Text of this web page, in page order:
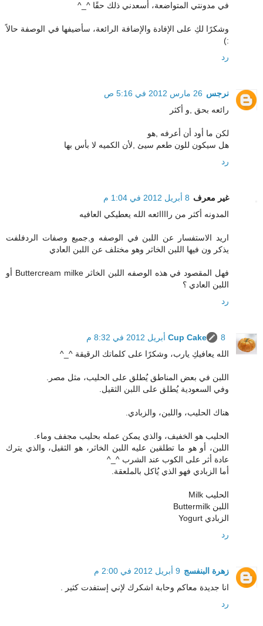
في مدونتي المتواضعة، أسعدني ذلك حقًا ^_^
وشكرًا لكِ على الإفادة والإضافة الرائعة، سأضيفها في الوصفة حالاً
:)
رد
نرجس 26 مارس 2012 في 5:16 ص
رائعه بحق ,و أكثر
لكن ما أود أن أعرفه ,هو
هل سيكون للون طعم سيئ ,لأن الكميه لا بأس بها
رد
غير معرف 8 أبريل 2012 في 1:04 م
المدونه أكثر من راااائعه الله يعطيكي العافيه
اريد الاستفسار عن اللبن في الوصفه و,جميع وصفات الردفلفت
يذكر ون فيها اللبن الخاثر وهو مختلف عن اللبن العادي
فهل المقصود في هذه الوصفه اللبن الخاثر Buttercream milke أو
اللبن العادي ؟
رد
Cup Cake
8 أبريل 2012 في 8:32 م
الله يعافيكِ يارب، وشكرًا على كلماتك الرقيقة ^_^
اللبن في بعض المناطق يُطلق على الحليب، مثل مصر.
وفي السعودية يُطلق على اللبن الثقيل.
هناك الحليب، واللبن، والزبادي.
الحليب هو الخفيف، والذي يمكن عمله بحليب مجفف وماء.
اللبن، أو هو ما تطلقين عليه اللبن الخاثر، هو الثقيل، والذي يترك
عادة أثر على الكوب عند الشرب ^_^
أما الزبادي فهو الذي يُاكل بالملعقة.
الحليب Milk
اللبن Buttermilk
الزبادي Yogurt
رد
زهرة البنفسج 9 أبريل 2012 في 2:00 م
انا جديدة معاكم وحابة اشكرك لإني إستفدت كثير .
رد